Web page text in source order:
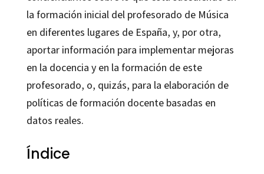
la formación inicial del profesorado de Música
en diferentes lugares de España, y, por otra,
aportar información para implementar mejoras
en la docencia y en la formación de este
profesorado, o, quizás, para la elaboración de
políticas de formación docente basadas en
datos reales.
Índice